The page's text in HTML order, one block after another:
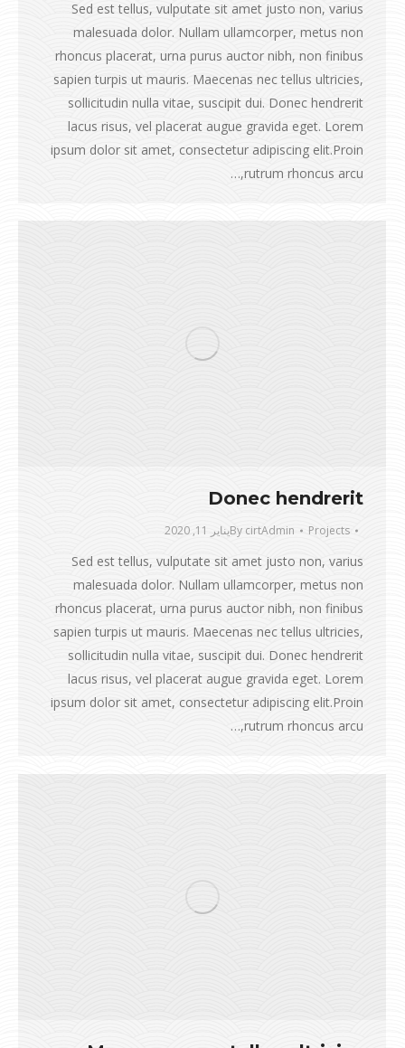
Sed est tellus, vulputate sit amet justo non, varius
malesuada dolor. Nullam ullamcorper, metus non
rhoncus placerat, urna purus auctor nibh, non finibus
sapien turpis ut mauris. Maecenas nec tellus ultricies,
sollicitudin nulla vitae, suscipit dui. Donec hendrerit
lacus risus, vel placerat augue gravida eget. Lorem
ipsum dolor sit amet, consectetur adipiscing elit.Proin
rutrum rhoncus arcu,…
Donec hendrerit
Projects
By cirtAdmin يناير 11, 2020
Sed est tellus, vulputate sit amet justo non, varius
malesuada dolor. Nullam ullamcorper, metus non
rhoncus placerat, urna purus auctor nibh, non finibus
sapien turpis ut mauris. Maecenas nec tellus ultricies,
sollicitudin nulla vitae, suscipit dui. Donec hendrerit
lacus risus, vel placerat augue gravida eget. Lorem
ipsum dolor sit amet, consectetur adipiscing elit.Proin
rutrum rhoncus arcu,…